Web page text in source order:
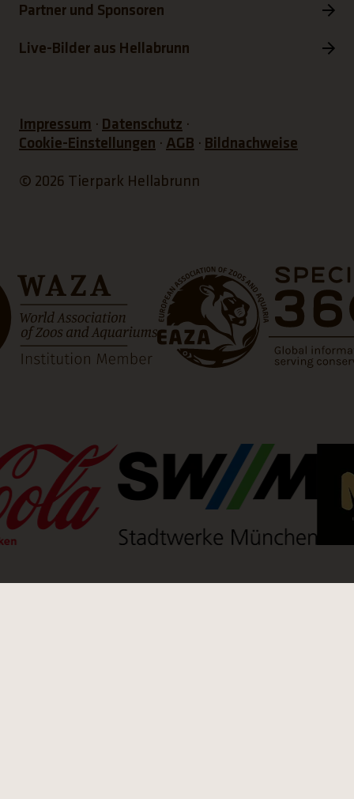
Partner und Sponsoren
Live-Bilder aus Hellabrunn
Impressum
Datenschutz
Cookie-Einstellungen
AGB Bildnachweise
© 2026 Tierpark Hellabrunn